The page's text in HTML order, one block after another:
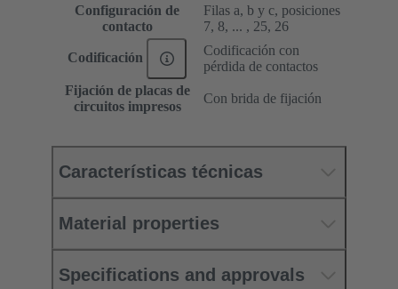
Configuración de
contacto
Filas a, b y c, posiciones
7, 8, ... , 25, 26
Codificación
Codificación con
pérdida de contactos
Fijación de placas de
circuitos impresos
Con brida de fijación
Características técnicas
Material properties
Specifications and approvals